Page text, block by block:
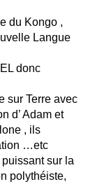
du Kongo ,
Langue
donc
sur Terre avec
d’ Adam et
, ils
…etc
sur la
polythéiste,